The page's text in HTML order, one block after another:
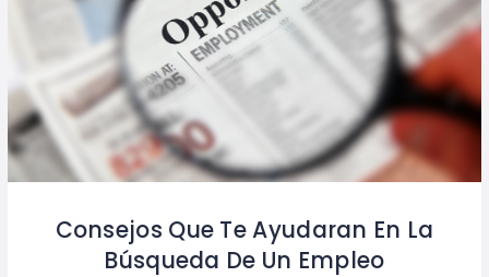
Consejos Que Te Ayudaran En La
Búsqueda De Un Empleo